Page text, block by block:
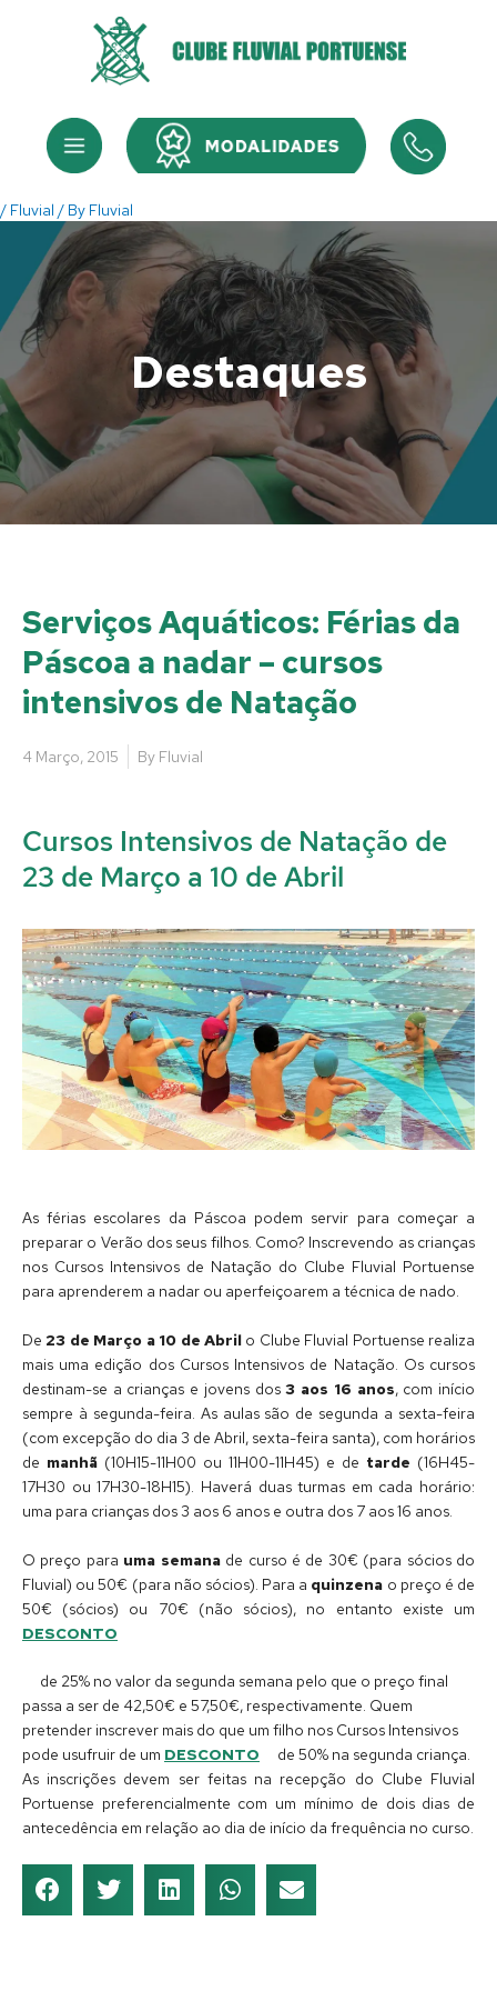
Menu Menu
/ Fluvial / By Fluvial
Destaques
Serviços Aquáticos: Férias da
Páscoa a nadar – cursos
intensivos de Natação
4 Março, 2015 By Fluvial
Cursos Intensivos de Natação de
23 de Março a 10 de Abril
As férias escolares da Páscoa podem servir para começar a
preparar o Verão dos seus filhos. Como? Inscrevendo as crianças
nos Cursos Intensivos de Natação do Clube Fluvial Portuense
para aprenderem a nadar ou aperfeiçoarem a técnica de nado.
De 23 de Março a 10 de Abrilo Clube Fluvial Portuense realiza
mais uma edição dos Cursos Intensivos de Natação. Os cursos
destinam-se a crianças e jovens dos3 aos 16 anos, com início
sempre à segunda-feira. As aulas são de segunda a sexta-feira
(com excepção do dia 3 de Abril, sexta-feira santa), com horários
de manhã (10H15-11H00 ou 11H00-11H45) e de tarde (16H45-
17H30 ou 17H30-18H15). Haverá duas turmas em cada horário:
uma para crianças dos 3 aos 6 anos e outra dos 7 aos 16 anos.
O preço para uma semanade curso é de 30€ (para sócios do
Fluvial) ou 50€ (para não sócios). Para a quinzena o preço é de
50€ (sócios) ou 70€ (não sócios), no entanto existe um
DESCONTO
de 25% no valor da segunda semana pelo que o preço final
passa a ser de 42,50€ e 57,50€, respectivamente. Quem
pretender inscrever mais do que um filho nos Cursos Intensivos
pode usufruir de um DESCONTO
de 50% na segunda criança.
As inscrições devem ser feitas na recepção do Clube Fluvial
Portuense preferencialmente com um mínimo de dois dias de
antecedência em relação ao dia de início da frequência no curso.